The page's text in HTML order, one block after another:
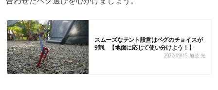
スムーズなテント設営はペグのチョイスが
9割。【地面に応じて使い分けよう！】
2022/09/15 加茂 光